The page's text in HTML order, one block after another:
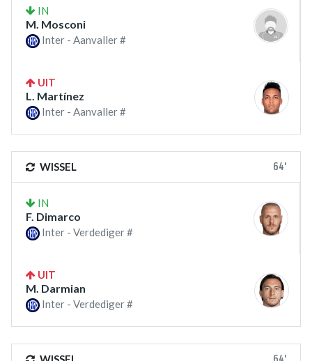
IN
M. Mosconi
Inter - Aanvaller #
UIT
L. Martínez
Inter - Aanvaller #
WISSEL 64'
IN
F. Dimarco
Inter - Verdediger #
UIT
M. Darmian
Inter - Verdediger #